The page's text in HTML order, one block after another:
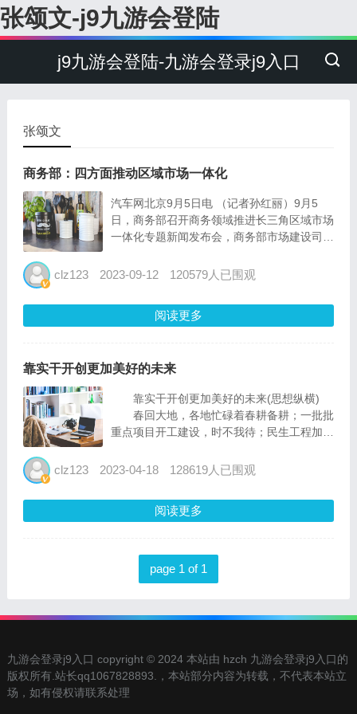
张颂文-j9九游会登陆
j9九游会登陆-九游会登录j9入口
张颂文
商务部：四方面推动区域市场一体化
汽车网北京9月5日电 （记者孙红丽）9月5
日，商务部召开商务领域推进长三角区域市场
一体化专题新闻发布会，商务部市场建设司司
发展水平并不一致，建设统一大市场需要系统
是建设...
clz123 2023-09-12 120579人已围观
阅读更多
靠实干开创更加美好的未来
靠实干开创更加美好的未来(思想纵横)
春回大地，各地忙碌着春耕备耕；一批批
重点项目开工建设，时不我待；民生工程加速
靠干而不靠喊，这是中国人民质朴的实干哲
重要讲话中指出：...
clz123 2023-04-18 128619人已围观
阅读更多
page 1 of 1
九游会登录j9入口 copyright © 2024 本站由 hzch 九游会登录j9入口的
版权所有.站长qq1067828893.，本站部分内容为转载，不代表本站立
场，如有侵权请联系处理